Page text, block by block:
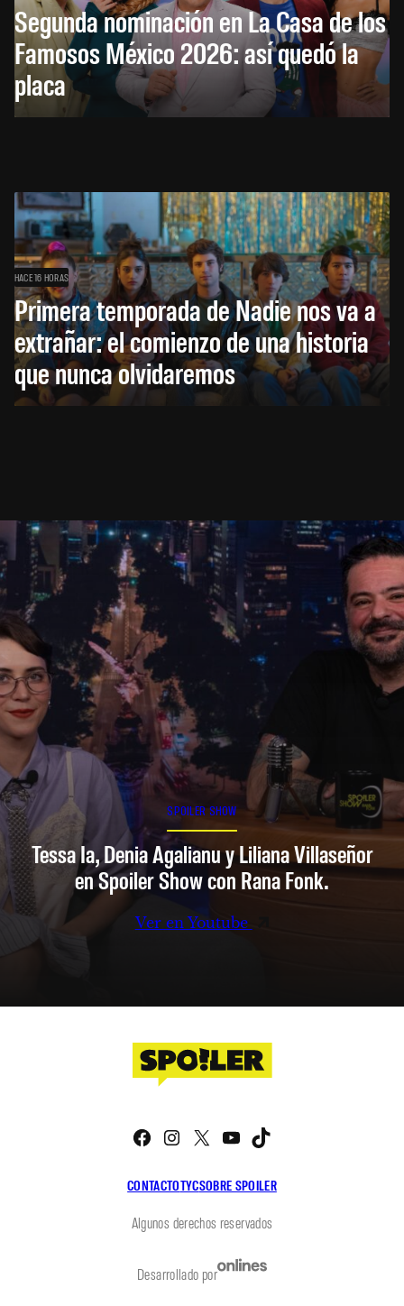
Segunda nominación en La Casa de los
Famosos México 2026: así quedó la
placa
HACE 16 HORAS
Primera temporada de Nadie nos va a
extrañar: el comienzo de una historia
que nunca olvidaremos
SPOILER SHOW
Tessa Ia, Denia Agalianu y Liliana Villaseñor
en Spoiler Show con Rana Fonk.
Ver en Youtube
CONTACTOTYCSOBRE SPOILER
Facebook
Instagram
X YouTube
Algunos derechos reservados
Desarrollado por